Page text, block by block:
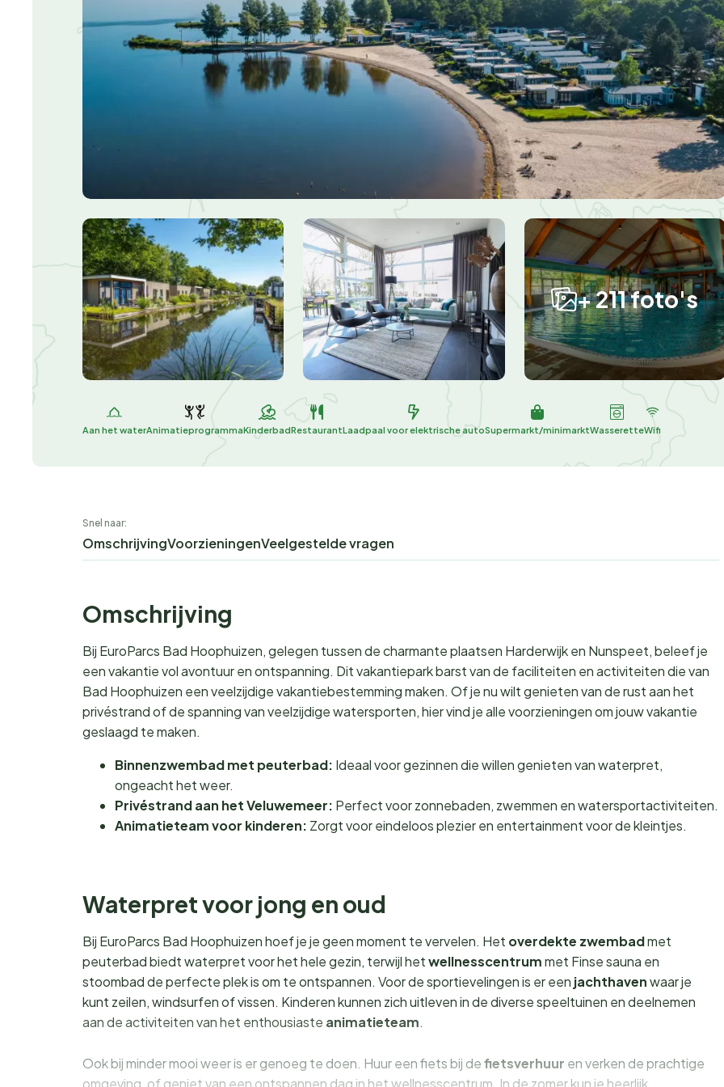
+ 211 foto's
Aan het waterAnimatieprogrammaKinderbadRestaurantLaadpaal voor elektrische autoSupermarkt/minimarktWasseretteWifi
Snel naar:
OmschrijvingVoorzieningenVeelgestelde vragen
Omschrijving
Bij EuroParcs Bad Hoophuizen, gelegen tussen de charmante plaatsen Harderwijk en Nunspeet, beleef je
een vakantie vol avontuur en ontspanning. Dit vakantiepark barst van de faciliteiten en activiteiten die van
Bad Hoophuizen een veelzijdige vakantiebestemming maken. Of je nu wilt genieten van de rust aan het
privéstrand of de spanning van veelzijdige watersporten, hier vind je alle voorzieningen om jouw vakantie
geslaagd te maken.
Binnenzwembad met peuterbad: Ideaal voor gezinnen die willen genieten van waterpret,
ongeacht het weer.
Privéstrand aan het Veluwemeer: Perfect voor zonnebaden, zwemmen en watersportactiviteiten.
Animatieteam voor kinderen: Zorgt voor eindeloos plezier en entertainment voor de kleintjes.
Waterpret voor jong en oud
Bij EuroParcs Bad Hoophuizen hoef je je geen moment te vervelen. Het overdekte zwembadmet
peuterbad biedt waterpret voor het hele gezin, terwijl hetwellnesscentrummet Finse sauna en
stoombad de perfecte plek is om te ontspannen. Voor de sportievelingen is er een jachthavenwaar je
kunt zeilen, windsurfen of vissen. Kinderen kunnen zich uitleven in de diverse speeltuinen en deelnemen
aan de activiteiten van het enthousiaste animatieteam.
Ook bij minder mooi weer is er genoeg te doen. Huur een fiets bij defietsverhuur en verken de prachtige
omgeving, of geniet van een ontspannen dag in het wellnesscentrum. In de zomer kun je heerlijk